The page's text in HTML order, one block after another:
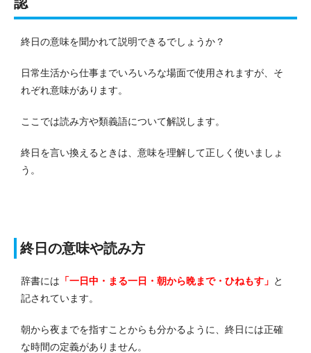
終日の意味を聞かれて説明できるでしょうか？
日常生活から仕事までいろいろな場面で使用されますが、そ
れぞれ意味があります。
ここでは読み方や類義語について解説します。
終日を言い換えるときは、意味を理解して正しく使いましょ
う。
終日の意味や読み方
辞書には 「一日中・まる一日・朝から晩まで・ひねもす」 と
記されています。
朝から夜までを指すことからも分かるように、終日には正確
な時間の定義がありません。